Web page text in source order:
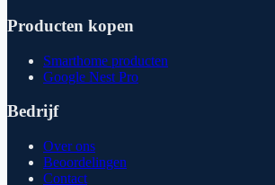
Producten kopen
Smarthome producten
Google Nest Pro
Bedrijf
Over ons
Beoordelingen
Contact